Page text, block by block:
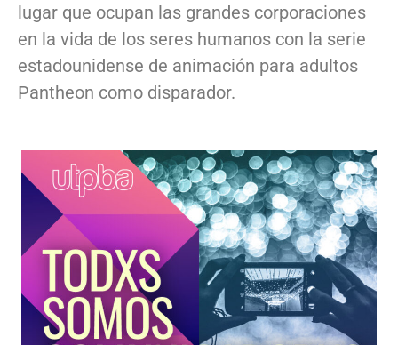
lugar que ocupan las grandes corporaciones
en la vida de los seres humanos con la serie
estadounidense de animación para adultos
Pantheon como disparador.